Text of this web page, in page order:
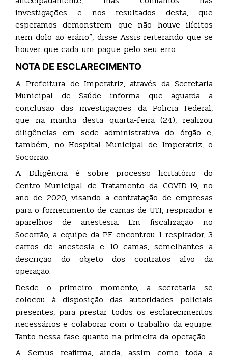
investigações e nos resultados desta, que
esperamos demonstrem que não houve ilícitos
nem dolo ao erário”, disse Assis reiterando que se
houver que cada um pague pelo seu erro.
NOTA DE ESCLARECIMENTO
A Prefeitura de Imperatriz, através da Secretaria
Municipal de Saúde informa que aguarda a
conclusão das investigações da Policia Federal,
que na manhã desta quarta-feira (24), realizou
diligências em sede administrativa do órgão e,
também, no Hospital Municipal de Imperatriz, o
Socorrão.
A Diligência é sobre processo licitatório do
Centro Municipal de Tratamento da COVID-19, no
ano de 2020, visando a contratação de empresas
para o fornecimento de camas de UTI, respirador e
aparelhos de anestesia. Em fiscalização no
Socorrão, a equipe da PF encontrou 1 respirador, 3
carros de anestesia e 10 camas, semelhantes a
descrição do objeto dos contratos alvo da
operação.
Desde o primeiro momento, a secretaria se
colocou à disposição das autoridades policiais
presentes, para prestar todos os esclarecimentos
necessários e colaborar com o trabalho da equipe.
Tanto nessa fase quanto na primeira da operação.
A Semus reafirma, ainda, assim como toda a